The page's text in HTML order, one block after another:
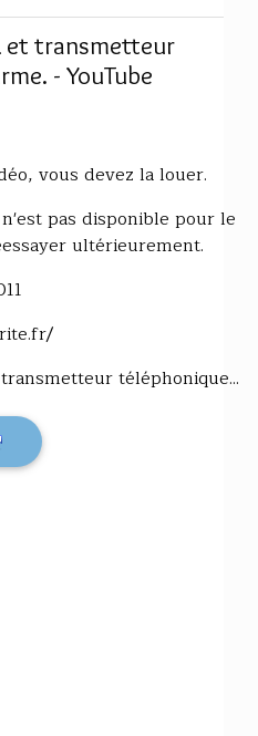
et transmetteur
- YouTube
vous devez la louer.
pas disponible pour le
ultérieurement.
téléphonique...